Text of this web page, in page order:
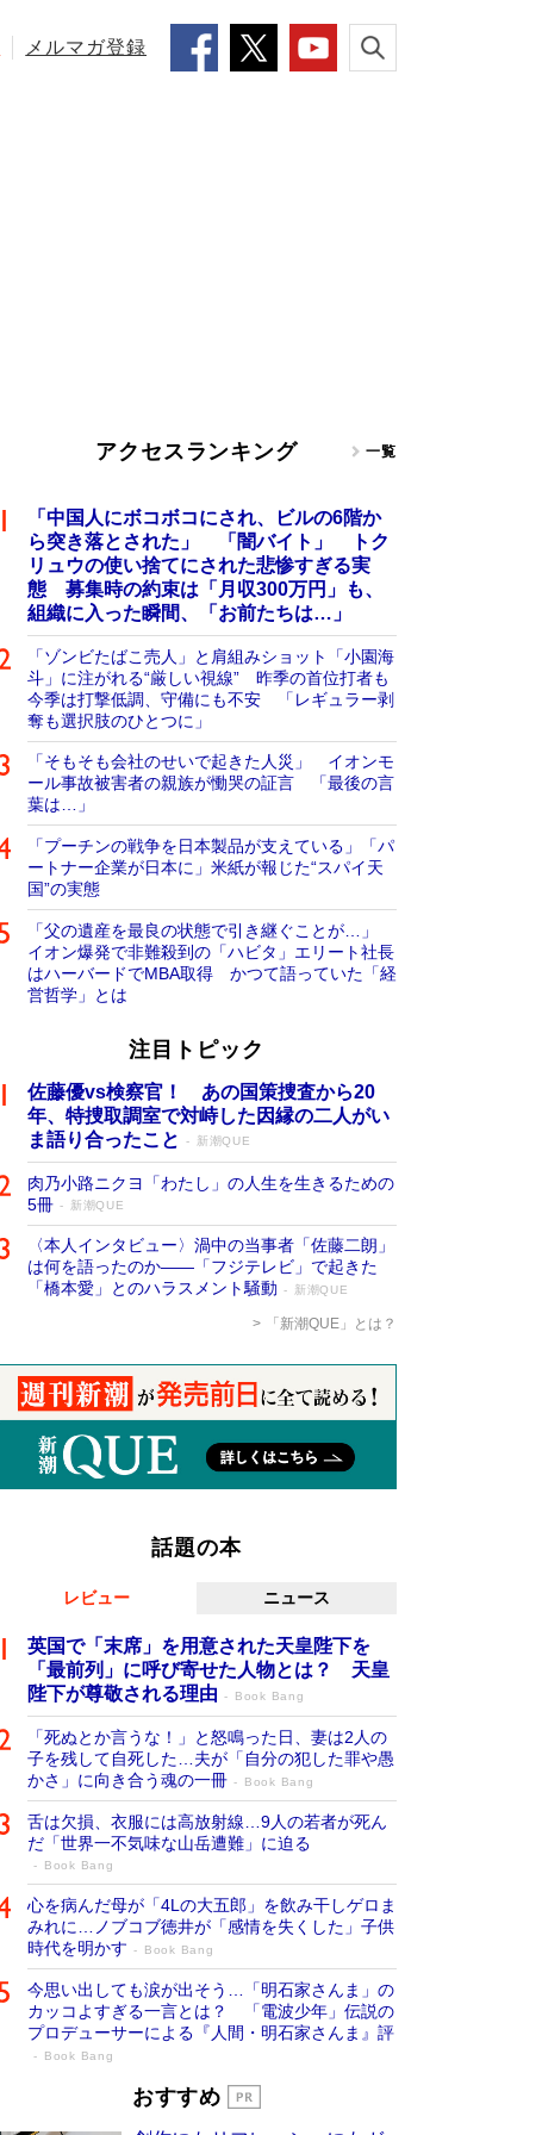
メルマガ登録
アクセスランキング 一覧
「中国人にボコボコにされ、ビルの6階か
ら突き落とされた」 「闇バイト」 トク
リュウの使い捨てにされた悲惨すぎる実
態 募集時の約束は「月収300万円」も、
組織に入った瞬間、「お前たちは…」
「ゾンビたばこ売人」と肩組みショット「小園海
斗」に注がれる“厳しい視線” 昨季の首位打者も
今季は打撃低調、守備にも不安 「レギュラー剥
奪も選択肢のひとつに」
「そもそも会社のせいで起きた人災」 イオンモ
ール事故被害者の親族が慟哭の証言 「最後の言
葉は…」
「プーチンの戦争を日本製品が支えている」「パ
ートナー企業が日本に」米紙が報じた“スパイ天
国”の実態
「父の遺産を最良の状態で引き継ぐことが…」
イオン爆発で非難殺到の「ハビタ」エリート社長
はハーバードでMBA取得 かつて語っていた「経
営哲学」とは
注目トピック
佐藤優vs検察官！ あの国策捜査から20
年、特捜取調室で対峙した因縁の二人がい
ま語り合ったこと
新潮QUE
肉乃小路ニクヨ「わたし」の人生を生きるための
5冊
新潮QUE
〈本人インタビュー〉渦中の当事者「佐藤二朗」
は何を語ったのか――「フジテレビ」で起きた
「橋本愛」とのハラスメント騒動
新潮QUE
「新潮QUE」とは？
話題の本
レビュー ニュース
英国で「末席」を用意された天皇陛下を
「最前列」に呼び寄せた人物とは？ 天皇
陛下が尊敬される理由
Book Bang
「死ぬとか言うな！」と怒鳴った日、妻は2人の
子を残して自死した…夫が「自分の犯した罪や愚
かさ」に向き合う魂の一冊
Book Bang
舌は欠損、衣服には高放射線…9人の若者が死ん
だ「世界一不気味な山岳遭難」に迫る
Book Bang
心を病んだ母が「4Lの大五郎」を飲み干しゲロま
みれに…ノブコブ徳井が「感情を失くした」子供
時代を明かす
Book Bang
今思い出しても涙が出そう…「明石家さんま」の
カッコよすぎる一言とは？ 「電波少年」伝説の
プロデューサーによる『人間・明石家さんま』評
Book Bang
「『火垂るの墓』は、大嘘である」原作者
おすすめ